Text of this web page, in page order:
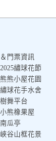
門票資訊
繡球花節
熊小屋花園
球花手水舍
舞平台
熊橡果屋
瓜亭
谷山框花景